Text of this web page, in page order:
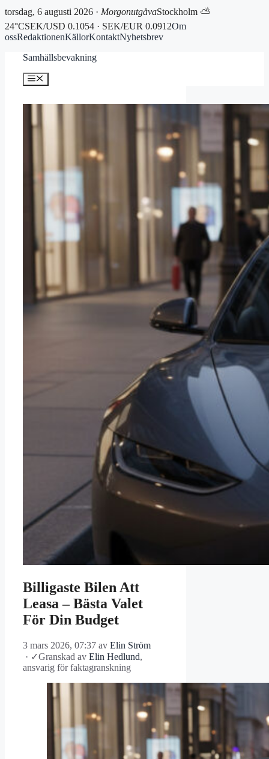
torsdag, 6 augusti 2026 · MorgonutgåvaStockholm ⛅
24°CSEK/USD 0.1054 · SEK/EUR 0.0912Om
ossRedaktionenKällorKontaktNyhetsbrev
Samhällsbevakning
Meny
Billigaste Bilen Att
Leasa – Bästa Valet
För Din Budget
3 mars 2026, 07:37 av Elin Ström
· ✓Granskad av Elin Hedlund,
ansvarig för faktagranskning